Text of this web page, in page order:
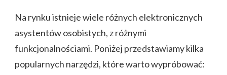
Na rynku istnieje wiele różnych elektronicznych
asystentów osobistych, z różnymi
funkcjonalnościami. Poniżej przedstawiamy kilka
popularnych narzędzi, które warto wypróbować: